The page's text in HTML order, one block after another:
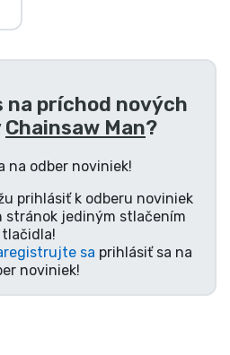
na príchod nových
Chainsaw Man?
na odber noviniek!
prihlásiť k odberu noviniek
stránok jediným stlačením
tlačidla!
sa prihlásiť sa na
noviniek!